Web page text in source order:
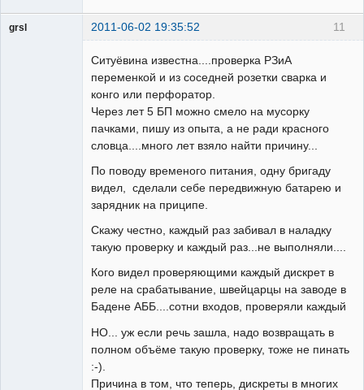
11
grsl 2011-06-02 19:35:52
Ситуёвина известна....проверка РЗиА
переменкой и из соседней розетки сварка и
конго или перфоратор.
Через лет 5 БП можно смело на мусорку
пачками, пишу из опыта, а не ради красного
словца....много лет взяло найти причину...
По поводу временого питания, одну бригаду
видел, сделали себе передвижную батарею и
зарядник на приципе.
Скажу честно, каждый раз забивал в наладку
такую проверку и каждый раз...не выполняли....
Кого видел проверяющими каждый дискрет в
реле на срабатывание, швейцарцы на заводе в
Бадене АББ....сотни входов, проверяли каждый
НО... уж если речь зашла, надо возвращать в
полном объёме такую проверку, тоже не пинать
:-).
Причина в том, что теперь, дискреты в многих